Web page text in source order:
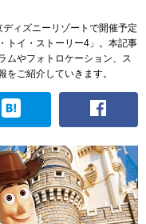
ディズニーリゾートで開催予定
トイ・ストーリー4」。本記事
ムやフォトロケーション、ス
ご紹介していきます。